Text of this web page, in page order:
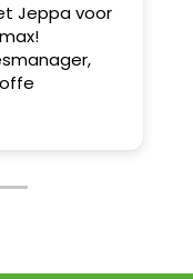
Jeppa voor
nog eens